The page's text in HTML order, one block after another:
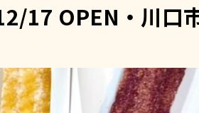
17 OPEN・川口